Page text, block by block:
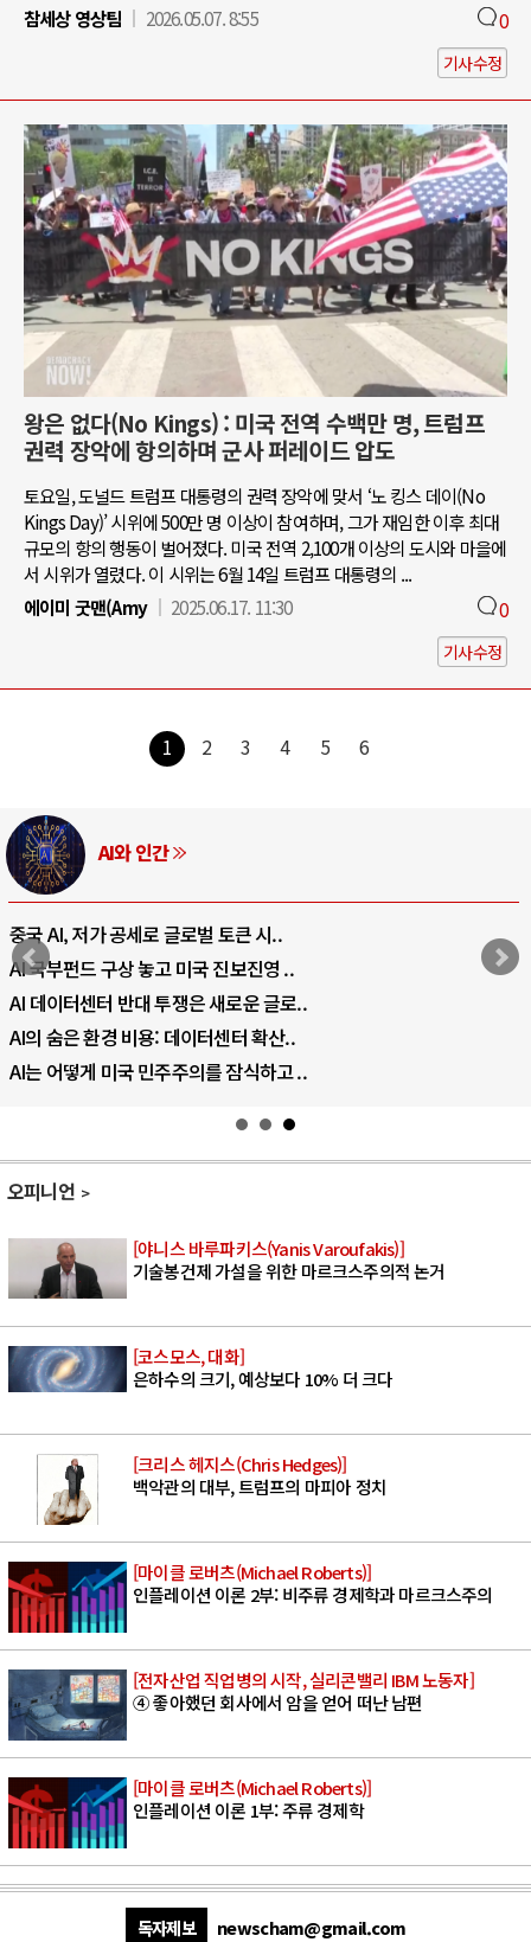
참세상 영상팀
2026.05.07. 8:55 0
기사수정
왕은 없다(No Kings) : 미국 전역 수백만 명, 트럼프
권력 장악에 항의하며 군사 퍼레이드 압도
토요일, 도널드 트럼프 대통령의 권력 장악에 맞서 ‘노 킹스 데이(No
Kings Day)’ 시위에 500만 명 이상이 참여하며, 그가 재임한 이후 최대
규모의 항의 행동이 벌어졌다. 미국 전역 2,100개 이상의 도시와 마을에
서 시위가 열렸다. 이 시위는 6월 14일 트럼프 대통령의 ...
에이미 굿맨(Amy
2025.06.17. 11:30 0
기사수정
1 2 3 4 5 6
AI와 인간
중국 AI, 저가 공세로 글로벌 토큰 시..
AI 국부펀드 구상 놓고 미국 진보진영 ..
AI 데이터센터 반대 투쟁은 새로운 글로..
AI의 숨은 환경 비용: 데이터센터 확산..
AI는 어떻게 미국 민주주의를 잠식하고 ..
오피니언
[야니스 바루파키스(Yanis Varoufakis)]
기술봉건제 가설을 위한 마르크스주의적 논거
[코스모스, 대화]
은하수의 크기, 예상보다 10% 더 크다
[크리스 헤지스(Chris Hedges)]
백악관의 대부, 트럼프의 마피아 정치
[마이클 로버츠(Michael Roberts)]
인플레이션 이론 2부: 비주류 경제학과 마르크스주의
[전자산업 직업병의 시작, 실리콘밸리 IBM 노동자]
④ 좋아했던 회사에서 암을 얻어 떠난 남편
[마이클 로버츠(Michael Roberts)]
인플레이션 이론 1부: 주류 경제학
독자제보 newscham@gmail.com